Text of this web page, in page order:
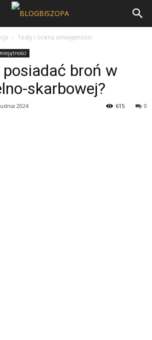
Testy i ocena umiejętności
broń w
skarbowej?
2024 0
615